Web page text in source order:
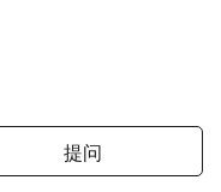
提问